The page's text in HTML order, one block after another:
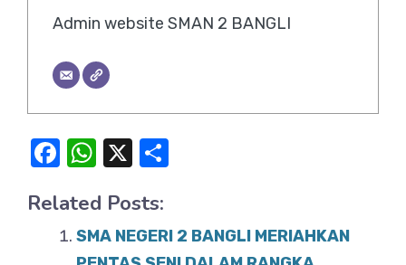
Admin website SMAN 2 BANGLI
F
c
e
W
at
s
X
e
Related Posts:
SMA NEGERI 2 BANGLI MERIAHKAN